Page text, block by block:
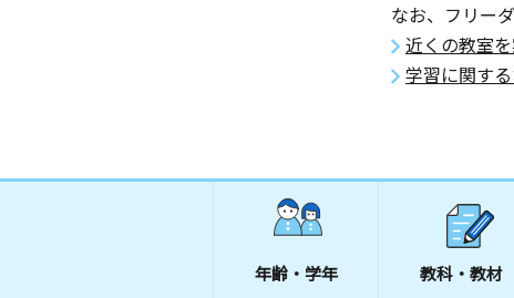
なお、フリー
近くの教室
学習に関す
年齢・学年 教科・教材